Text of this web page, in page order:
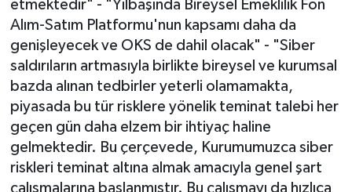
etmektedir" - "Yılbaşında Bireysel Emeklilik Fon
Alım-Satım Platformu'nun kapsamı daha da
genişleyecek ve OKS de dahil olacak" - "Siber
saldırıların artmasıyla birlikte bireysel ve kurumsal
bazda alınan tedbirler yeterli olamamakta,
piyasada bu tür risklere yönelik teminat talebi her
geçen gün daha elzem bir ihtiyaç haline
gelmektedir. Bu çerçevede, Kurumumuzca siber
riskleri teminat altına almak amacıyla genel şart
çalışmalarına başlanmıştır. Bu çalışmayı da hızlıca